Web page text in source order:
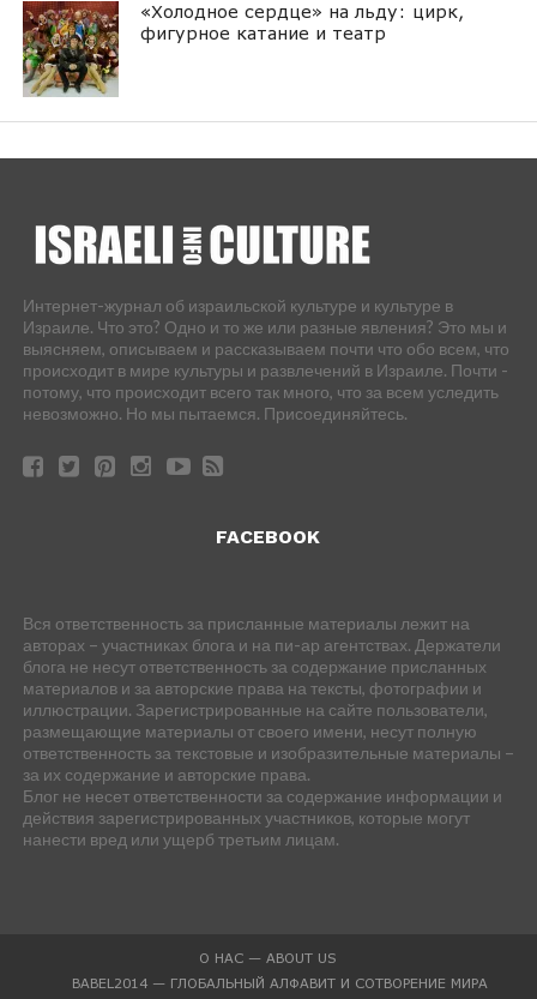
«Холодное сердце» на льду: цирк,
фигурное катание и театр
Интернет-журнал об израильской культуре и культуре в
Израиле. Что это? Одно и то же или разные явления? Это мы и
выясняем, описываем и рассказываем почти что обо всем, что
происходит в мире культуры и развлечений в Израиле. Почти -
потому, что происходит всего так много, что за всем уследить
невозможно. Но мы пытаемся. Присоединяйтесь.
FACEBOOK
Вся ответственность за присланные материалы лежит на
авторах – участниках блога и на пи-ар агентствах. Держатели
блога не несут ответственность за содержание присланных
материалов и за авторские права на тексты, фотографии и
иллюстрации. Зарегистрированные на сайте пользователи,
размещающие материалы от своего имени, несут полную
ответственность за текстовые и изобразительные материалы –
за их содержание и авторские права.
Блог не несет ответственности за содержание информации и
действия зарегистрированных участников, которые могут
нанести вред или ущерб третьим лицам.
О НАС — ABOUT US
BABEL2014 — ГЛОБАЛЬНЫЙ АЛФАВИТ И СОТВОРЕНИЕ МИРА